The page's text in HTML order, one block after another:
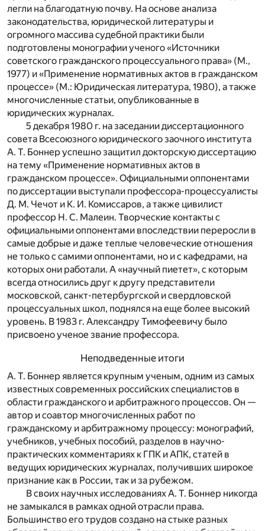
легли на благодатную почву. На основе анализа
законодательства, юридической литературы и
огромного массива судебной практики были
подготовлены монографии ученого «Источники
советского гражданского процессуального права» (М.,
1977) и «Применение нормативных актов в гражданском
процессе» (М.: Юридическая литература, 1980), а также
многочисленные статьи, опубликованные в
юридических журналах.
5 декабря 1980 г. на заседании диссертационного
совета Всесоюзного юридического заочного института
А. Т. Боннер успешно защитил докторскую диссертацию
на тему «Применение нормативных актов в
гражданском процессе». Официальными оппонентами
по диссертации выступали профессора-процессуалисты
Д. М. Чечот и К. И. Комиссаров, а также цивилист
профессор Н. С. Малеин. Творческие контакты с
официальными оппонентами впоследствии переросли в
самые добрые и даже теплые человеческие отношения
не только с самими оппонентами, но и с кафедрами, на
которых они работали. А «научный пиетет», с которым
всегда относились друг к другу представители
московской, санкт-петербургской и свердловской
процессуальных школ, поднялся на еще более высокий
уровень. В 1983 г. Александру Тимофеевичу было
присвоено ученое звание профессора.
Неподведенные итоги
А. Т. Боннер является крупным ученым, одним из самых
известных современных российских специалистов в
области гражданского и арбитражного процессов. Он —
автор и соавтор многочисленных работ по
гражданскому и арбитражному процессу: монографий,
учебников, учебных пособий, разделов в научно-
практических комментариях к ГПК и АПК, статей в
ведущих юридических журналах, получивших широкое
признание как в России, так и за рубежом.
В своих научных исследованиях А. Т. Боннер никогда
не замыкался в рамках одной отрасли права.
Большинство его трудов создано на стыке разных